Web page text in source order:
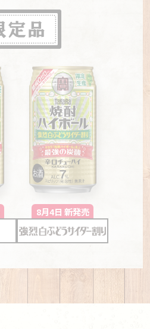
8月4日 新発売